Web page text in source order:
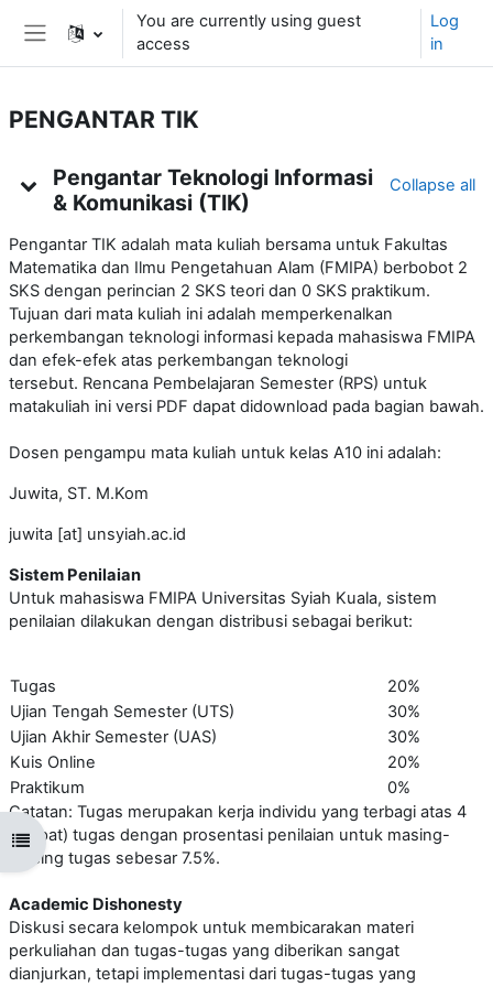
Skip to main content
Side panel
You are currently using guest
access
Log
in
Open course index
PENGANTAR TIK
Pengantar Teknologi Informasi
& Komunikasi (TIK)
Collapse all
Pengantar TIK adalah mata kuliah bersama untuk Fakultas
Matematika dan Ilmu Pengetahuan Alam (FMIPA) berbobot 2
SKS dengan perincian 2 SKS teori dan 0 SKS praktikum.
Tujuan dari mata kuliah ini adalah memperkenalkan
perkembangan teknologi informasi kepada mahasiswa FMIPA
dan efek-efek atas perkembangan teknologi
tersebut. Rencana Pembelajaran Semester (RPS) untuk
matakuliah ini versi PDF dapat didownload pada bagian bawah.
Dosen pengampu mata kuliah untuk kelas A10 ini adalah:
Juwita, ST. M.Kom
juwita [at] unsyiah.ac.id
Sistem Penilaian
Untuk mahasiswa FMIPA Universitas Syiah Kuala, sistem
penilaian dilakukan dengan distribusi sebagai berikut:
Tugas
20%
Ujian Tengah Semester (UTS)
30%
Ujian Akhir Semester (UAS)
30%
Kuis Online
20%
Praktikum
0%
Catatan: Tugas merupakan kerja individu yang terbagi atas 4
(empat) tugas dengan prosentasi penilaian untuk masing-
masing tugas sebesar 7.5%.
Academic Dishonesty
Diskusi secara kelompok untuk membicarakan materi
perkuliahan dan tugas-tugas yang diberikan sangat
dianjurkan, tetapi implementasi dari tugas-tugas yang